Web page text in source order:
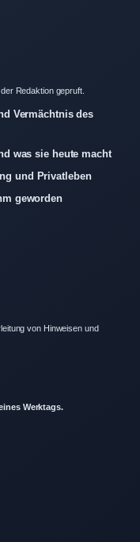
Redaktion gepruft.
Vermächtnis des
was sie heute macht
und Privatleben
geworden
von Hinweisen und
Werktags.